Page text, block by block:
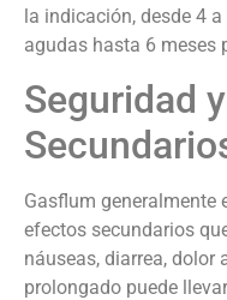
la indicación, desde 4
agudas hasta 6 meses
Seguridad
Gasflum generalmente
efectos secundarios
náuseas, diarrea, dolor
prolongado puede